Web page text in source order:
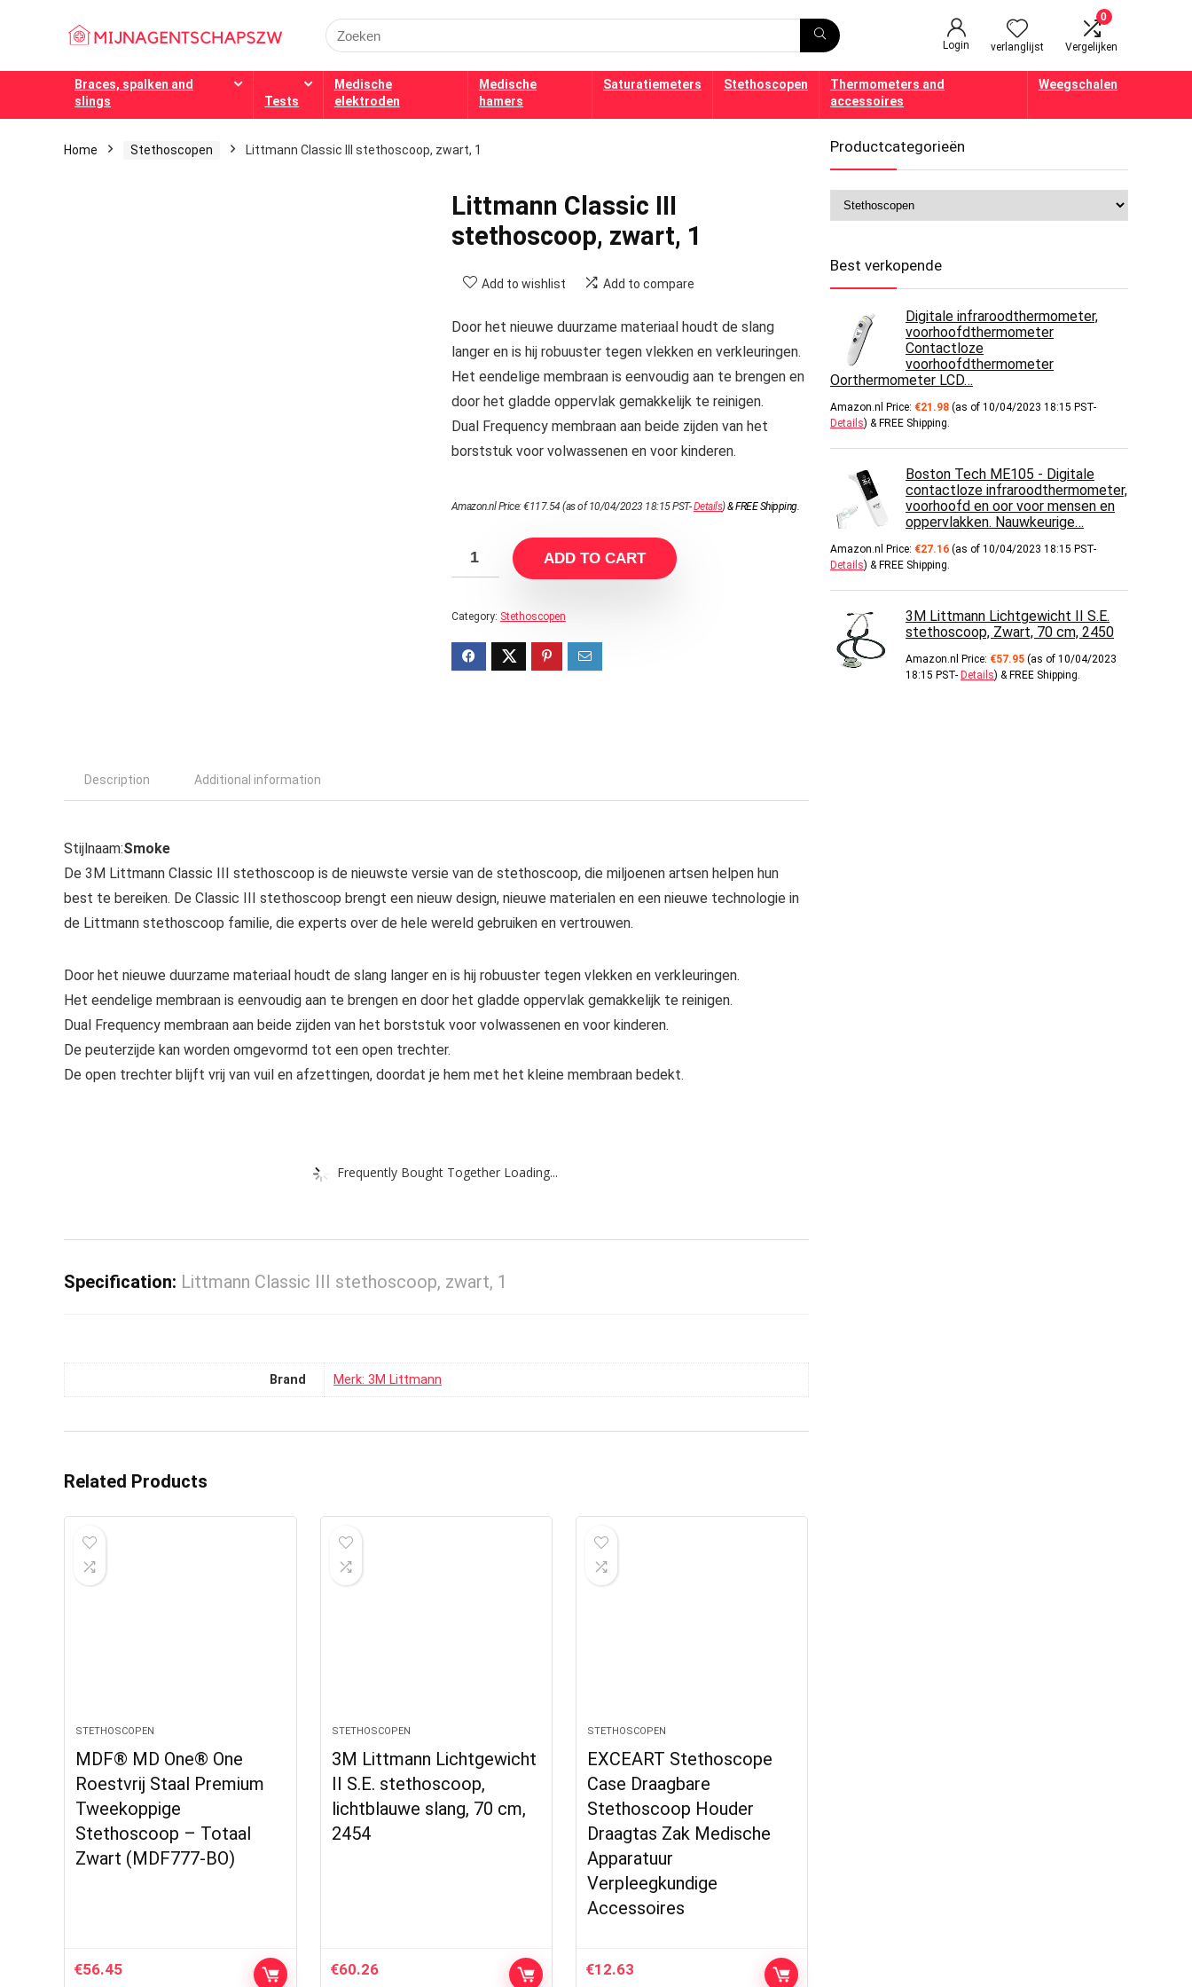
Search
for:
Login verlanglijst
0
Vergelijken
Braces, spalken and
slings
Tests
Medische
elektroden
Medische
hamers
Saturatiemeters Stethoscopen
Thermometers and
accessoires
Weegschalen
Home Stethoscopen Littmann Classic III stethoscoop, zwart, 1
Littmann Classic III
stethoscoop, zwart, 1
Add to wishlist Add to compare
Door het nieuwe duurzame materiaal houdt de slang
langer en is hij robuuster tegen vlekken en verkleuringen.
Het eendelige membraan is eenvoudig aan te brengen en
door het gladde oppervlak gemakkelijk te reinigen.
Dual Frequency membraan aan beide zijden van het
borststuk voor volwassenen en voor kinderen.
Amazon.nl Price:€117.54 (as of 10/04/2023 18:15 PST-Details)&FREE Shipping.
ADD TO CART
Category: Stethoscopen
Description Additional information
Stijlnaam:Smoke
De 3M Littmann Classic III stethoscoop is de nieuwste versie van de stethoscoop, die miljoenen artsen helpen hun
best te bereiken. De Classic III stethoscoop brengt een nieuw design, nieuwe materialen en een nieuwe technologie in
de Littmann stethoscoop familie, die experts over de hele wereld gebruiken en vertrouwen.
Door het nieuwe duurzame materiaal houdt de slang langer en is hij robuuster tegen vlekken en verkleuringen.
Het eendelige membraan is eenvoudig aan te brengen en door het gladde oppervlak gemakkelijk te reinigen.
Dual Frequency membraan aan beide zijden van het borststuk voor volwassenen en voor kinderen.
De peuterzijde kan worden omgevormd tot een open trechter.
De open trechter blijft vrij van vuil en afzettingen, doordat je hem met het kleine membraan bedekt.
Frequently Bought Together Loading...
Specification: Littmann Classic III stethoscoop, zwart, 1
Brand Merk: 3M Littmann
Related Products
STETHOSCOPEN
MDF® MD One® One
Roestvrij Staal Premium
Tweekoppige
Stethoscoop – Totaal
Zwart (MDF777-BO)
€56.45
STETHOSCOPEN
3M Littmann Lichtgewicht
II S.E. stethoscoop,
lichtblauwe slang, 70 cm,
2454
€60.26
STETHOSCOPEN
EXCEART Stethoscope
Case Draagbare
Stethoscoop Houder
Draagtas Zak Medische
Apparatuur
Verpleegkundige
Accessoires
€12.63
Productcategorieën
Best verkopende
Digitale infraroodthermometer,
voorhoofdthermometer
Contactloze
voorhoofdthermometer
Oorthermometer LCD…
Amazon.nl Price: €21.98 (as of 10/04/2023 18:15 PST-
Details) & FREE Shipping.
Boston Tech ME105 - Digitale
contactloze infraroodthermometer,
voorhoofd en oor voor mensen en
oppervlakken. Nauwkeurige…
Amazon.nl Price: €27.16 (as of 10/04/2023 18:15 PST-
Details) & FREE Shipping.
3M Littmann Lichtgewicht II S.E.
stethoscoop, Zwart, 70 cm, 2450
Amazon.nl Price: €57.95 (as of 10/04/2023
18:15 PST- Details) & FREE Shipping.